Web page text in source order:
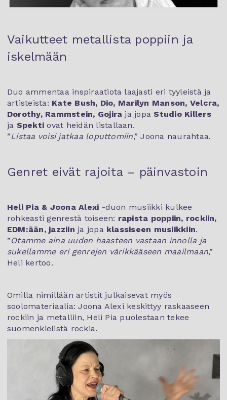
Vaikutteet metallista poppiin ja
iskelmään
Duo ammentaa inspiraatiota laajasti eri tyyleistä ja
artisteista: Kate Bush, Dio, Marilyn Manson, Velcra,
Dorothy, Rammstein, Gojira ja jopaStudio Killers
ja Spekti ovat heidän listallaan.
”Listaa voisi jatkaa loputtomiin,” Joona naurahtaa.
Genret eivät rajoita – päinvastoin
Heli Pia & Joona Alexi -duon musiikki kulkee
rohkeasti genrestä toiseen: rapista poppiin, rockiin,
EDM:ään, jazziin ja jopaklassiseen musiikkiin.
”Otamme aina uuden haasteen vastaan innolla ja
sukellamme eri genrejen värikkääseen maailmaan,”
Heli kertoo.
Omilla nimillään artistit julkaisevat myös
soolomateriaalia: Joona Alexi keskittyy raskaaseen
rockiin ja metalliin, Heli Pia puolestaan tekee
suomenkielistä rockia.